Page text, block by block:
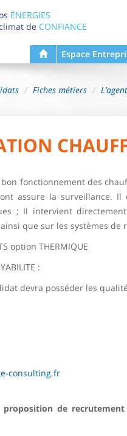
ÉNERGIES
de CONFIANCE
Espace
Fiches métiers
fonctionnement des
assure la surveillance.
; Il intervient
que sur les systèmes de
option THERMIQUE
:
devra posséder les
consulting.fr
de